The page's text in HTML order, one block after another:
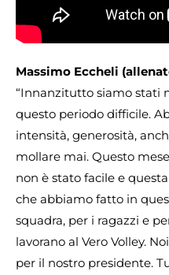
Massimo Eccheli
“Innanzitutto siamo stati
questo periodo difficile.
intensità, generosità,
mollare mai. Questo
non è stato facile e
che abbiamo fatto in
squadra, per i ragazzi e
lavorano al Vero Volley.
per il nostro presidente.